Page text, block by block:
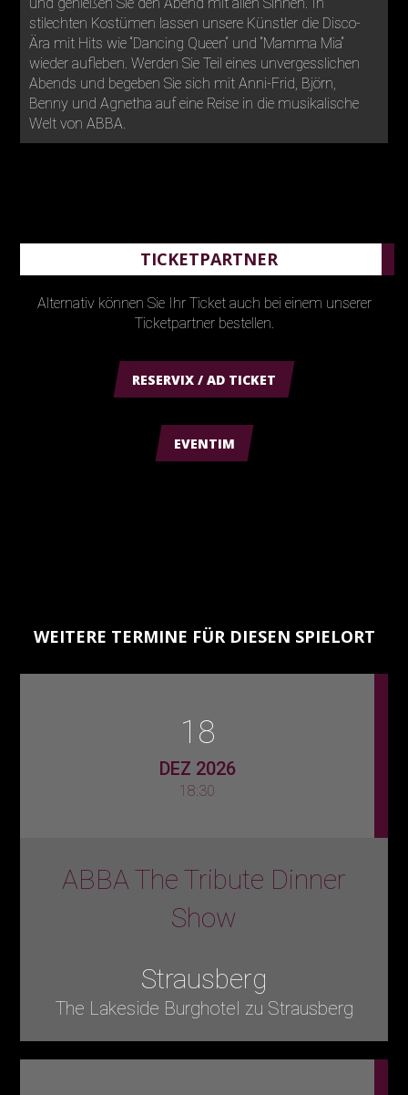
stilechten Kostümen lassen unsere Künstler die Disco-
Ära mit Hits wie “Dancing Queen“ und “Mamma Mia“
wieder aufleben. Werden Sie Teil eines unvergesslichen
Abends und begeben Sie sich mit Anni-Frid, Björn,
Benny und Agnetha auf eine Reise in die musikalische
Welt von ABBA.
TICKETPARTNER
Alternativ können Sie Ihr Ticket auch bei einem unserer
Ticketpartner bestellen.
RESERVIX / AD TICKET
EVENTIM
WEITERE TERMINE FÜR DIESEN SPIELORT
18
DEZ 2026
18:30
ABBA The Tribute Dinner
Show
Strausberg
The Lakeside Burghotel zu Strausberg